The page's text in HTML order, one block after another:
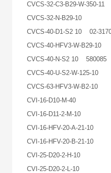
CVCS-32-C3-B29-W-350-11
CVCS-32-N-B29-10
CVCS-40-D1-S2 10 02-
CVCS-40-HFV3-W-B29-10
CVCS-40-N-S2 10 580085
CVCS-40-U-S2-W-125-10
CVCS-63-HFV3-W-B2-10
CVI-16-D10-M-40
CVI-16-D11-2-M-10
CVI-16-HFV-20-A-21-10
CVI-16-HFV-20-B-21-10
CVI-25-D20-2-H-10
CVI-25-D20-2-L-10